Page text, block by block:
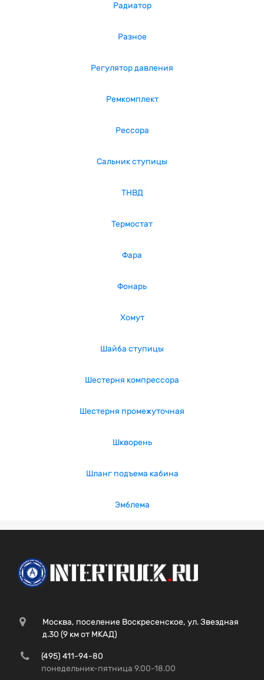
Радиатор
Разное
Регулятор давления
Ремкомплект
Рессора
Сальник ступицы
ТНВД
Термостат
Фара
Фонарь
Хомут
Шайба ступицы
Шестерня компрессора
Шестерня промежуточная
Шкворень
Шланг подъема кабина
Эмблема
Москва, поселение Воскресенское, ул. Звездная
д.30 (9 км от МКАД)
(495) 411-94-80
понедельник-пятница 9.00-18.00